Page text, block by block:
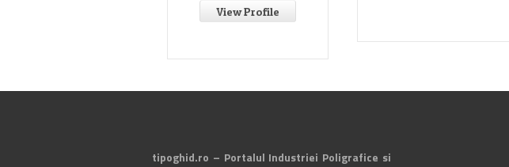
View Profile
tipoghid.ro – Portalul Industriei Poligrafice si